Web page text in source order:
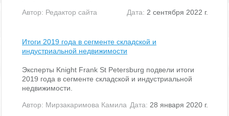
Автор: Редактор сайта Дата: 2 сентября 2022 г.
Итоги 2019 года в сегменте складской и
индустриальной недвижимости
Эксперты Knight Frank St Petersburg подвели итоги
2019 года в сегменте складской и индустриальной
недвижимости.
Автор: Мирзакаримова Камила Дата: 28 января 2020 г.